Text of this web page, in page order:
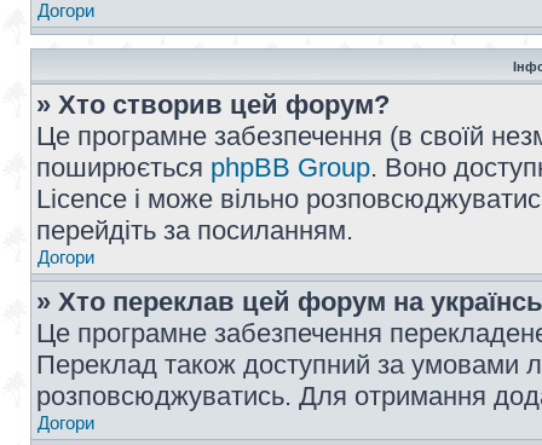
Догори
» Хто створив цей форум?
Це програмне забезпечення (в своїй
поширюється phpBB Group. Воно
Licence і може вільно
перейдіть за посиланням.
Догори
» Хто переклав цей форум на
Це програмне забезпечення
Переклад також доступний за умовами
розповсюджуватись. Для отримання
Догори